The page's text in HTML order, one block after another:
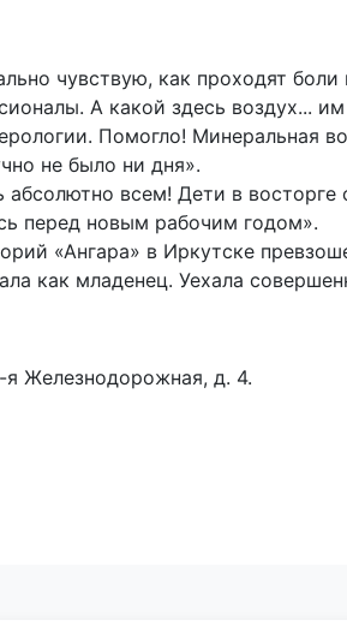
чувствую, как проходят боли
А какой здесь воздух...
Помогло! Минеральная
не было ни дня».
всем! Дети в
перед новым рабочим годом».
«Ангара» в Иркутске
как младенец. Уехала
я Железнодорожная, д. 4.